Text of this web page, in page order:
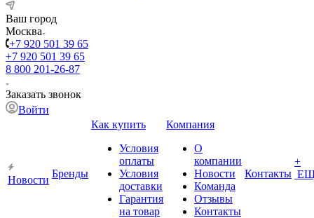
Ваш город
Москва
+7 920 501 39 65
+7 920 501 39 65
8 800 201-26-87
Заказать звонок
Войти
Новости
Бренды
Как купить
Условия
оплаты
Условия
доставки
Гарантия
на товар
Компания
О
компании
Новости
Команда
Отзывы
Контакты
Контакты
+